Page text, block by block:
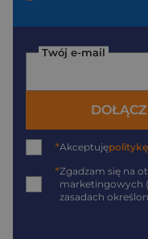
Twój e-mail
*Akceptuję
*Zgadzam się na
marketingowych
zasadach